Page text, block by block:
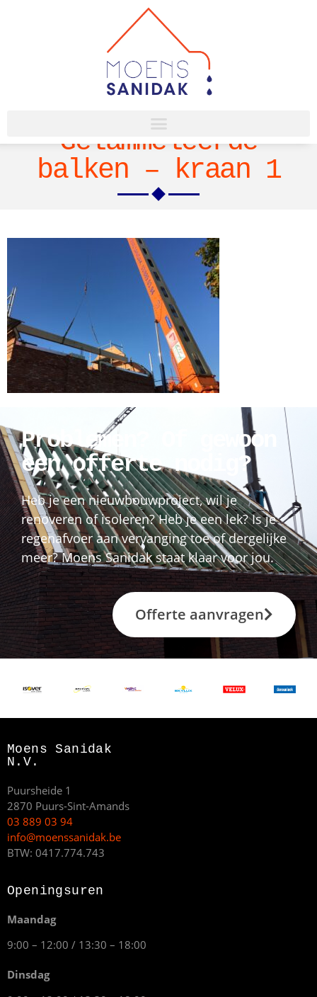
Gelammeleerde
balken – kraan 1
Problemen? Of gewoon
een offerte nodig?
Heb je een nieuwbouwproject, wil je
renoveren of isoleren? Heb je een lek? Is je
regenafvoer aan vervanging toe of dergelijke
meer? Moens Sanidak staat klaar voor jou.
Offerte aanvragen
Moens Sanidak
N.V.
Puursheide 1
2870 Puurs-Sint-Amands
03 889 03 94
info@moenssanidak.be
BTW: 0417.774.743
Openingsuren
Maandag
9:00 – 12:00 / 13:30 – 18:00
Dinsdag